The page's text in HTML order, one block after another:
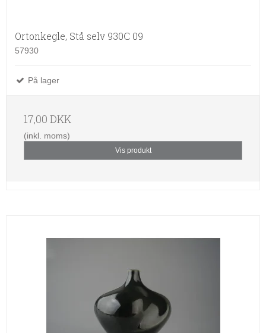
Ortonkegle, Stå selv 930C 09
57930
På lager
17,00 DKK
(inkl. moms)
Vis produkt